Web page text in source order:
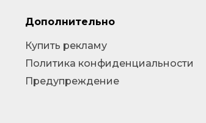
Дополнительно
Купить рекламу
Политика конфиденциальности
Предупреждение